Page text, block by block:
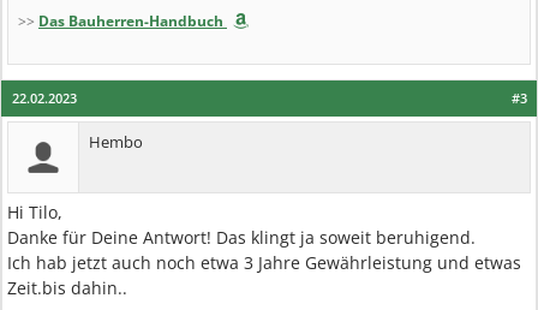
>> Das Bauherren-Handbuch
#3
22.02.2023
Hembo
Hi Tilo,
Danke für Deine Antwort! Das klingt ja soweit beruhigend.
Ich hab jetzt auch noch etwa 3 Jahre Gewährleistung und etwas
Zeit.bis dahin..